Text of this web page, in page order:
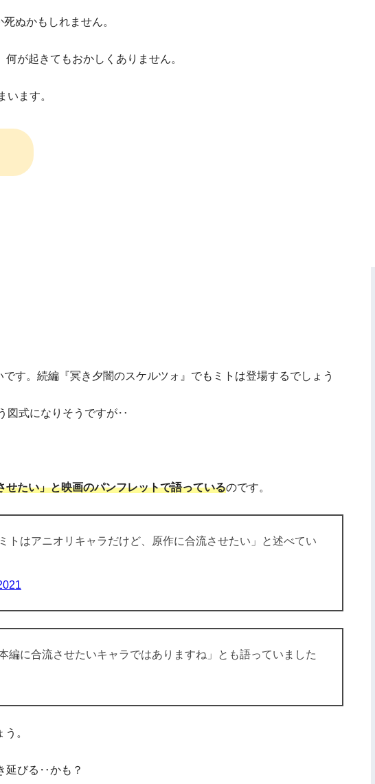
ぬかもしれません。
が起きてもおかしくありません。
います。
す。続編『冥き夕闇のスケルツォ』でもミトは登場するでしょう
図式になりそうですが‥
せたい」と映画のパンフレットで語っているのです。
トはアニオリキャラだけど、原作に合流させたい」と述べてい
編に合流させたいキャラではありますね」とも語っていました
。
延びる‥かも？